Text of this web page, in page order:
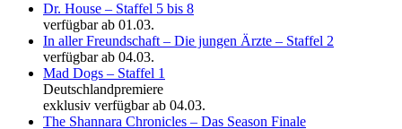
Dr. House – Staffel 5 bis 8
verfügbar ab 01.03.
In aller Freundschaft – Die jungen Ärzte – Staffel 2
verfügbar ab 04.03.
Mad Dogs – Staffel 1
Deutschlandpremiere
exklusiv verfügbar ab 04.03.
The Shannara Chronicles – Das Season Finale